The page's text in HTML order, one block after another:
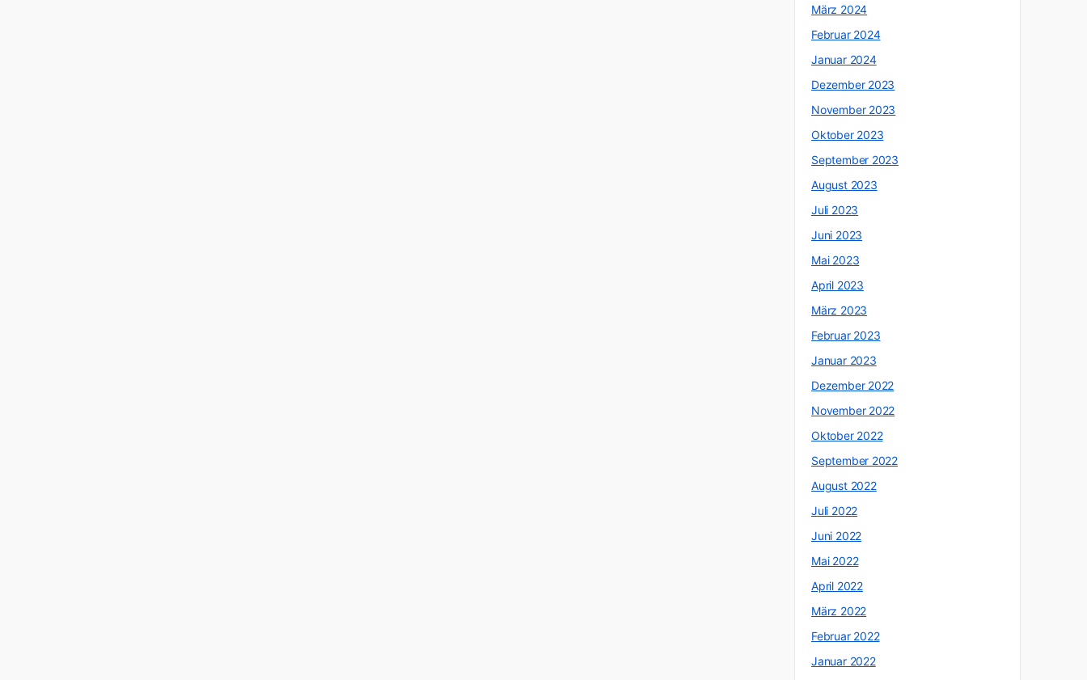
März 2024
Februar 2024
Januar 2024
Dezember 2023
November 2023
Oktober 2023
September 2023
August 2023
Juli 2023
Juni 2023
Mai 2023
April 2023
März 2023
Februar 2023
Januar 2023
Dezember 2022
November 2022
Oktober 2022
September 2022
August 2022
Juli 2022
Juni 2022
Mai 2022
April 2022
März 2022
Februar 2022
Januar 2022